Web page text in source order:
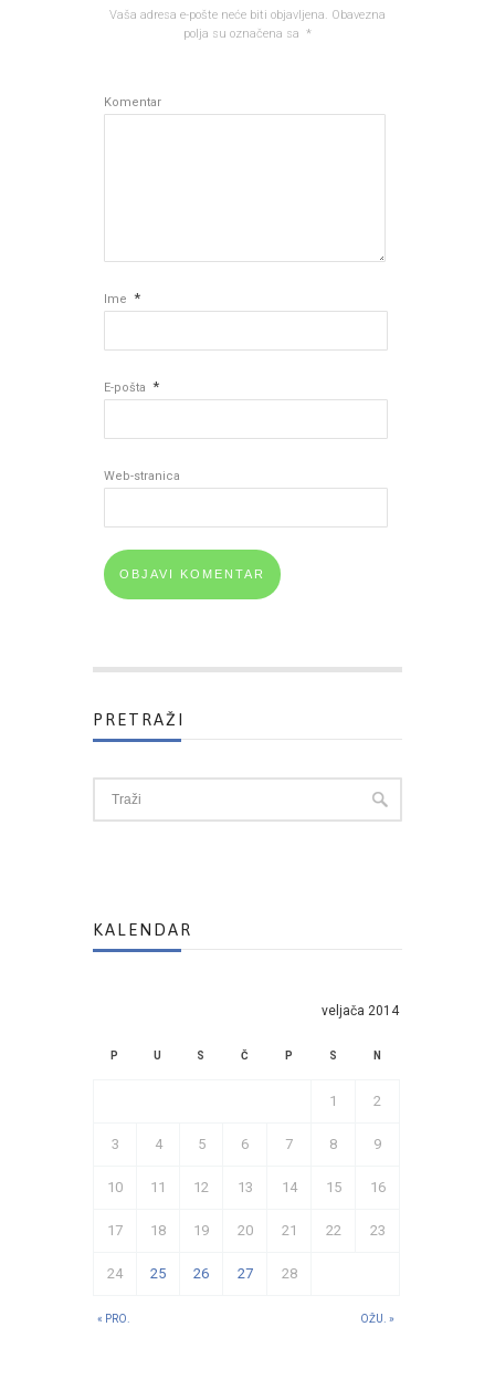
Vaša adresa e-pošte neće biti objavljena. Obavezna
polja su označena sa *
Komentar
Ime *
E-pošta *
Web-stranica
PRETRAŽI
KALENDAR
veljača 2014
P U S Č P S N
« PRO. OŽU. »
1 2
3 4 5 6 7 8 9
10 11 12 13 14 15 16
17 18 19 20 21 22 23
24 25 26 27 28